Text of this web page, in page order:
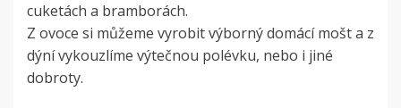
cuketách a bramborách.
Z ovoce si můžeme vyrobit výborný domácí mošt a z
dýní vykouzlíme výtečnou polévku, nebo i jiné
dobroty.